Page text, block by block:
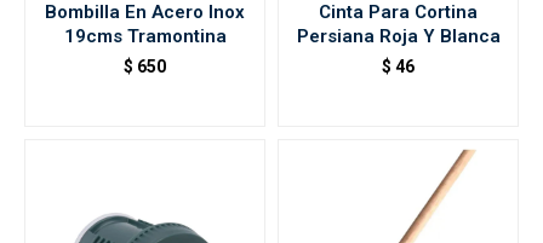
Bombilla En Acero Inox
19cms Tramontina
$ 650
Cinta Para Cortina
Persiana Roja Y Blanca
$ 46